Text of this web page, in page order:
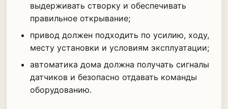
выдерживать створку и обеспечивать
правильное открывание;
привод должен подходить по усилию, ходу,
месту установки и условиям эксплуатации;
автоматика дома должна получать сигналы
датчиков и безопасно отдавать команды
оборудованию.